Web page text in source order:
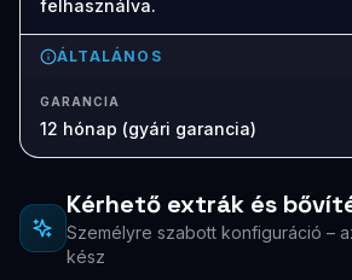
felhasználva.
ÁLTALÁNOS
GARANCIA
12 hónap (gyári garancia)
Kérhető extrák és
Személyre szabott konfiguráció –
kész